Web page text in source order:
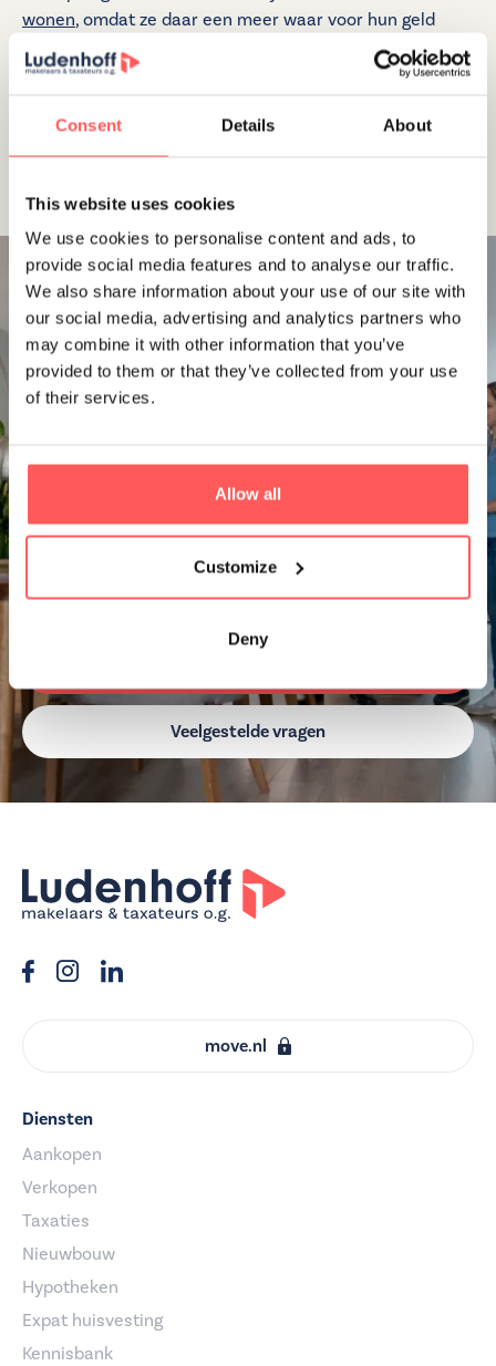
Consent Details About
This website uses cookies
We use cookies to personalise content and ads, to
provide social media features and to analyse our traffic.
We also share information about your use of our site with
our social media, advertising and analytics partners who
may combine it with other information that you’ve
provided to them or that they’ve collected from your use
of their services.
Allow all
Customize
Deny
wonen, omdat ze daar een meer waar voor hun geld
krijgen. Benieuwd naar de waarde van uw huis? Bel
gerust een van onze makelaars.
Makelaar Amstelveen
CONTACT
aankoopmakelaar?
wilt kopen, verkopen, of simpelweg meer wilt weten over
de mogelijkheden, neemcontact
op met onze experts
voor een vrijblijvend gesprek.
Veelgestelde vragen
move.nl
Diensten
Aankopen
Verkopen
Taxaties
Nieuwbouw
Hypotheken
Expat huisvesting
Kennisbank